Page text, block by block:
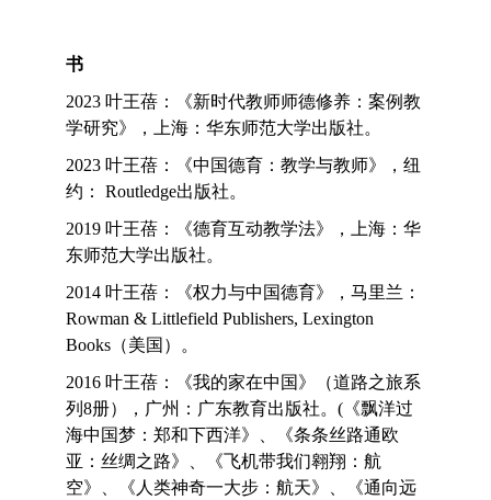
书
2023 叶王蓓：《新时代教师师德修养：案例教
学研究》，上海：华东师范大学出版社。
2023 叶王蓓：《中国德育：教学与教师》，纽
约： Routledge出版社。
2019 叶王蓓：《德育互动教学法》，上海：华
东师范大学出版社。
2014 叶王蓓：《权力与中国德育》，马里兰：
Rowman & Littlefield Publishers, Lexington
Books（美国）。
2016 叶王蓓：《我的家在中国》（道路之旅系
列8册），广州：广东教育出版社。(《飘洋过
海中国梦：郑和下西洋》、《条条丝路通欧
亚：丝绸之路》、《飞机带我们翱翔：航
空》、《人类神奇一大步：航天》、《通向远